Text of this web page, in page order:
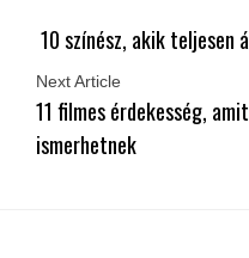
10 színész, akik teljesen
Next Article
11 filmes érdekesség,
ismerhetnek